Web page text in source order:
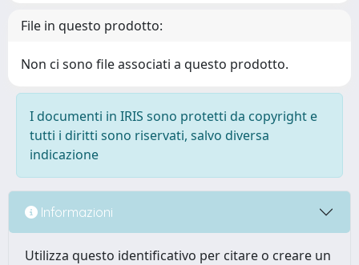
File in questo prodotto:
Non ci sono file associati a questo prodotto.
I documenti in IRIS sono protetti da copyright e
tutti i diritti sono riservati, salvo diversa
indicazione
Informazioni
Utilizza questo identificativo per citare o creare un